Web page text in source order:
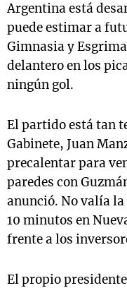
Argentina está
puede estimar a
Gimnasia y
delantero en los
ningún gol.
El partido está tan
Gabinete, Juan
precalentar para
paredes con
anunció. No valía
10 minutos en
frente a los
El propio